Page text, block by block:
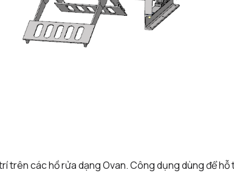
trên các hồ rửa dạng Ovan. Công dụng dùng để hỗ